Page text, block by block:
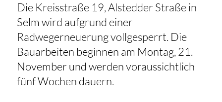
Die Kreisstraße 19, Alstedder Straße in
Selm wird aufgrund einer
Radwegerneuerung vollgesperrt. Die
Bauarbeiten beginnen am Montag, 21.
November und werden voraussichtlich
fünf Wochen dauern.